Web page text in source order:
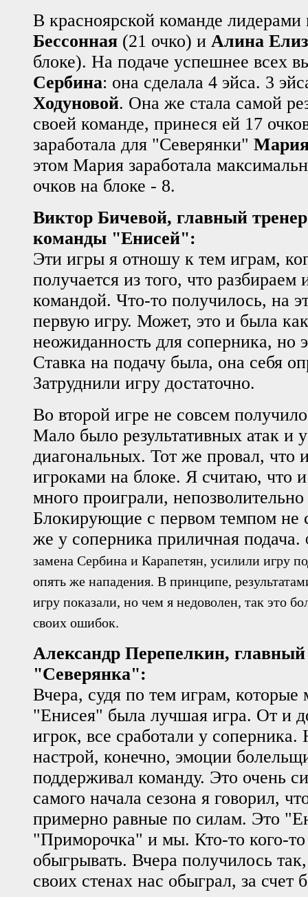
В красноярской команде лидерами
Бессонная (21 очко) и Алина
блоке). На подаче успешнее всех
Сербина: она сделала 4 эйса. 3
Ходуновой. Она же стала самой
своей команде, принеся ей 17
заработала для "Северянки"
этом Мария заработала
очков на блоке - 8.
Виктор Бичевой, главный
команды "Енисей":
Эти игры я отношу к тем играм,
получается из того, что разбираем
командой. Что-то получилось, на
первую игру. Может, это и была
неожиданность для соперника, но
Ставка на подачу была, она себя
Затруднили игру достаточно.
Во второй игре не совсем
Мало было результативных атак и
диагональных. Тот же провал, что
игроками на блоке. Я считаю, что
много проиграли,
Блокирующие с первом темпом не
же у соперника приличная подача.
замена Сербина и Карапетян, усилили игру
опять же нападения. В принципе,
игру показали, но чем я недоволен, так это
своих ошибок.
Александр Перепелкин,
"Северянка":
Вчера, судя по тем играм,
"Енисея" была лучшая игра. От и
игрок, все сработали у
настрой, конечно, эмоции
поддерживал команду. Это очень
самого начала сезона я говорил,
примерно равные по силам. Это
"Приморочка" и мы. Кто-то кого-
обыгрывать. Вчера получилось
своих стенах нас обыграл, за счет